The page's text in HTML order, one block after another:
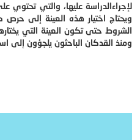
لإجراءالدراسة عليها، والتي
ويحتاج اختيار هذه العينة إلى حرص
الشروط حتى تكون العينة التي
ومنذ القدكان الباحثون يلجؤون إلى